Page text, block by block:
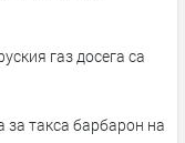
газ досега са
за такса барбарон на